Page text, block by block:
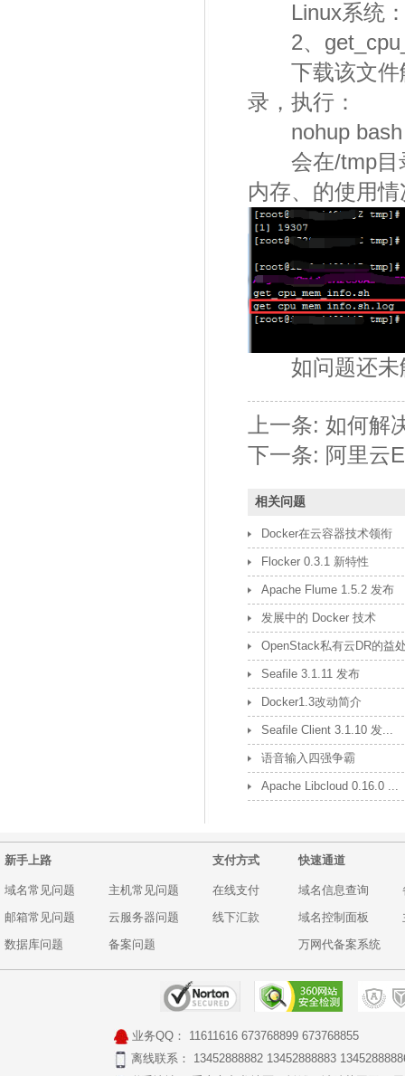
Linux系统
2、
下载该文件解
录，执行：
nohup bash
会在/tmp目录
内存、的使用
如问题还未
上一条: 如何解
下一条: 阿里云
相关问题
Docker在云容器技术领衔
Flocker 0.3.1 新特性
Apache Flume 1.5.2 发布
发展中的 Docker 技术
OpenStack私有云DR的益
Seafile 3.1.11 发布
Docker1.3改动简介
Seafile Client 3.1.10 发...
语音输入四强争霸
Apache Libcloud 0.16.0 ...
新手上路 支付方式 快速通道
域名常见问题 主机常见问题 在线支付 域名信息查询
邮箱常见问题
云服务器问题 线下汇款 域名控制面板
数据库问题
备案问题 万网代备案系统
业务QQ： 11611616 673768899 673768855
离线联系： 13452888882 13452888883